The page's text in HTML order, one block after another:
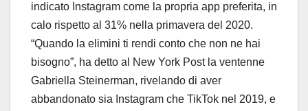
indicato Instagram come la propria app preferita, in
calo rispetto al 31% nella primavera del 2020.
“Quando la elimini ti rendi conto che non ne hai
bisogno”, ha detto al New York Post la ventenne
Gabriella Steinerman, rivelando di aver
abbandonato sia Instagram che TikTok nel 2019, e